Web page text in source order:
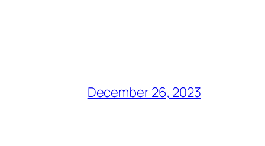
December 26, 2023